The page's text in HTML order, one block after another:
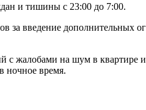
и тишины с 23:00 до 7:00.
за введение дополнительных
жалобами на шум в квартире
ночное время.